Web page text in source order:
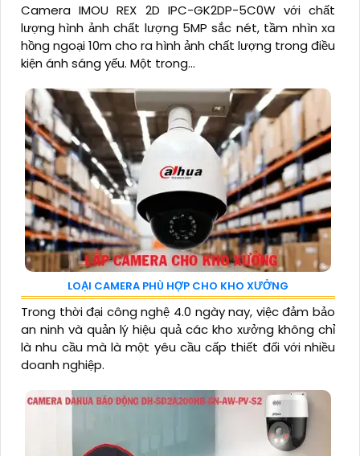
Camera IMOU REX 2D IPC-GK2DP-5C0W với chất
lượng hình ảnh chất lượng 5MP sắc nét, tầm nhìn xa
hồng ngoại 10m cho ra hình ảnh chất lượng trong điều
kiện ánh sáng yếu. Một trong...
LOẠI CAMERA PHÙ HỢP CHO KHO XƯỞNG
Trong thời đại công nghệ 4.0 ngày nay, việc đảm bảo
an ninh và quản lý hiệu quả các kho xưởng không chỉ
là nhu cầu mà là một yêu cầu cấp thiết đối với nhiều
doanh nghiệp.